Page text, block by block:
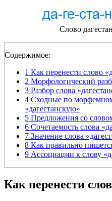
Слово
Содержимое:
1 Как перенести слово
2 Морфологический
3 Разбор слова
4 Сходные по
«дагестанскую»
5 Предложения со
6 Сочетаемость слова
7 Значение слова
8 Как правильно
9 Ассоциации к слову
Как перенести